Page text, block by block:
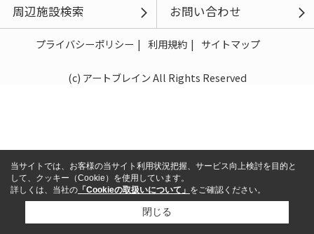
周辺施設検索
お問い合わせ
プライバシーポリシー 利用規約 サイトマップ
(c) アートブレイン All Rights Reserved
当サイトでは、お客様の当サイト利用状況把握、サービス向上検討を目的と
して、クッキー（Cookie）を使用しています。
詳しくは、当社の 「Cookieの取扱いについて」 をご確認ください。
閉じる